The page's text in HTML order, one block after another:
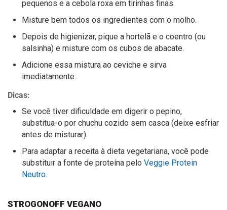
pequenos e a cebola roxa em tirinhas finas.
Misture bem todos os ingredientes com o molho.
Depois de higienizar, pique a hortelã e o coentro (ou
salsinha) e misture com os cubos de abacate.
Adicione essa mistura ao ceviche e sirva
imediatamente.
Dicas:
Se você tiver dificuldade em digerir o pepino,
substitua-o por chuchu cozido sem casca (deixe esfriar
antes de misturar).
Para adaptar a receita à dieta vegetariana, você pode
substituir a fonte de proteína pelo Veggie Protein
Neutro.
STROGONOFF VEGANO